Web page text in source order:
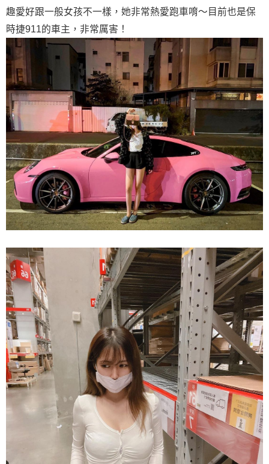
趣愛好跟一般女孩不一樣，她非常熱愛跑車唷～目前也是保
時捷911的車主，非常厲害！